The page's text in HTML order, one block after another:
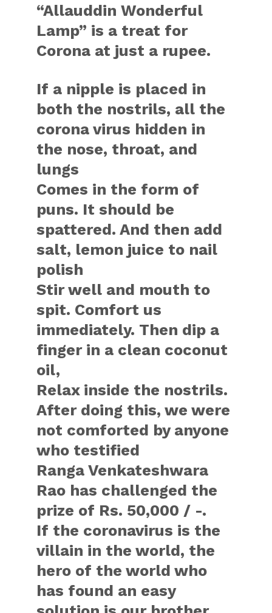
“Allauddin Wonderful
Lamp” is a treat for
Corona at just a rupee.
If a nipple is placed in
both the nostrils, all the
corona virus hidden in
the nose, throat, and
lungs
Comes in the form of
puns. It should be
spattered. And then add
salt, lemon juice to nail
polish
Stir well and mouth to
spit. Comfort us
immediately. Then dip a
finger in a clean coconut
oil,
Relax inside the nostrils.
After doing this, we were
not comforted by anyone
who testified
Ranga Venkateshwara
Rao has challenged the
prize of Rs. 50,000 / -.
If the coronavirus is the
villain in the world, the
hero of the world who
has found an easy